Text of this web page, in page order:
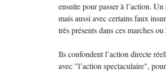
ensuite pour passer à l’action.
mais aussi avec certains faux
très présents dans ces marches
Ils confondent l’action directe
avec "l’action spectaculaire",